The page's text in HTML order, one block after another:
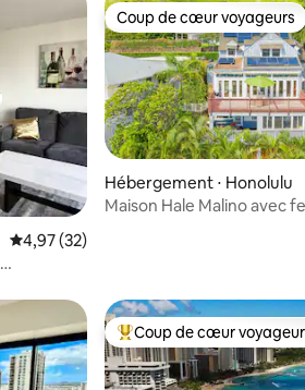
Évaluation moyenne sur la base de 32
4,97 (32)
Coup de cœur voyageurs
Coup de cœur voyageurs
Hébergement ⋅ Honolulu
Maison Hale Malino avec
Coups de cœur
Coup de cœur